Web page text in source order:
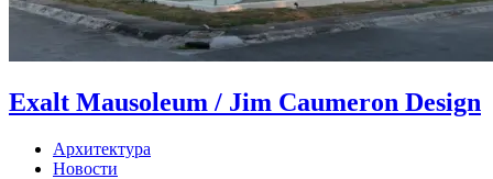
Exalt Mausoleum / Jim Caumeron Design
Архитектура
Новости